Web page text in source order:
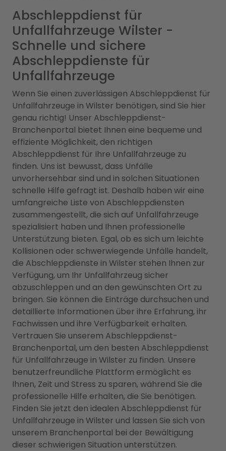
Abschleppdienst für
Unfallfahrzeuge Wilster -
Schnelle und sichere
Abschleppdienste für
Unfallfahrzeuge
Wenn Sie einen zuverlässigen Abschleppdienst für
Unfallfahrzeuge in Wilster benötigen, sind Sie hier
genau richtig! Unser Abschleppdienst-
Branchenportal bietet Ihnen eine bequeme und
effiziente Möglichkeit, den richtigen
Abschleppdienst für Ihre Unfallfahrzeuge zu
finden. Uns ist bewusst, dass Unfälle
unvorhersehbar sind und in solchen Situationen
schnelle Hilfe gefragt ist. Deshalb haben wir eine
umfangreiche Liste von Abschleppdiensten
zusammengestellt, die sich auf Unfallfahrzeuge
spezialisiert haben und Ihnen professionelle
Unterstützung bieten. Egal, ob es sich um leichte
Kollisionen oder schwerwiegende Unfälle handelt,
die Abschleppdienste in Wilster stehen Ihnen zur
Verfügung, um Ihr Unfallfahrzeug sicher
abzuschleppen und an den gewünschten Ort zu
bringen. Sie können die Einträge durchsuchen und
detaillierte Informationen über ihre Erfahrung, ihr
Fachwissen und ihre Verfügbarkeit erhalten.
Vertrauen Sie unserem Abschleppdienst-
Branchenportal, um den besten Abschleppdienst
für Unfallfahrzeuge in Wilster zu finden. Unsere
benutzerfreundliche Plattform ermöglicht es
Ihnen, Zeit und Stress zu sparen, während Sie die
professionelle Hilfe erhalten, die Sie benötigen.
Finden Sie jetzt den idealen Abschleppdienst für
Unfallfahrzeuge in Wilster und lassen Sie sich von
unserem Branchenportal bei der Bewältigung
dieser schwierigen Situation unterstützen.